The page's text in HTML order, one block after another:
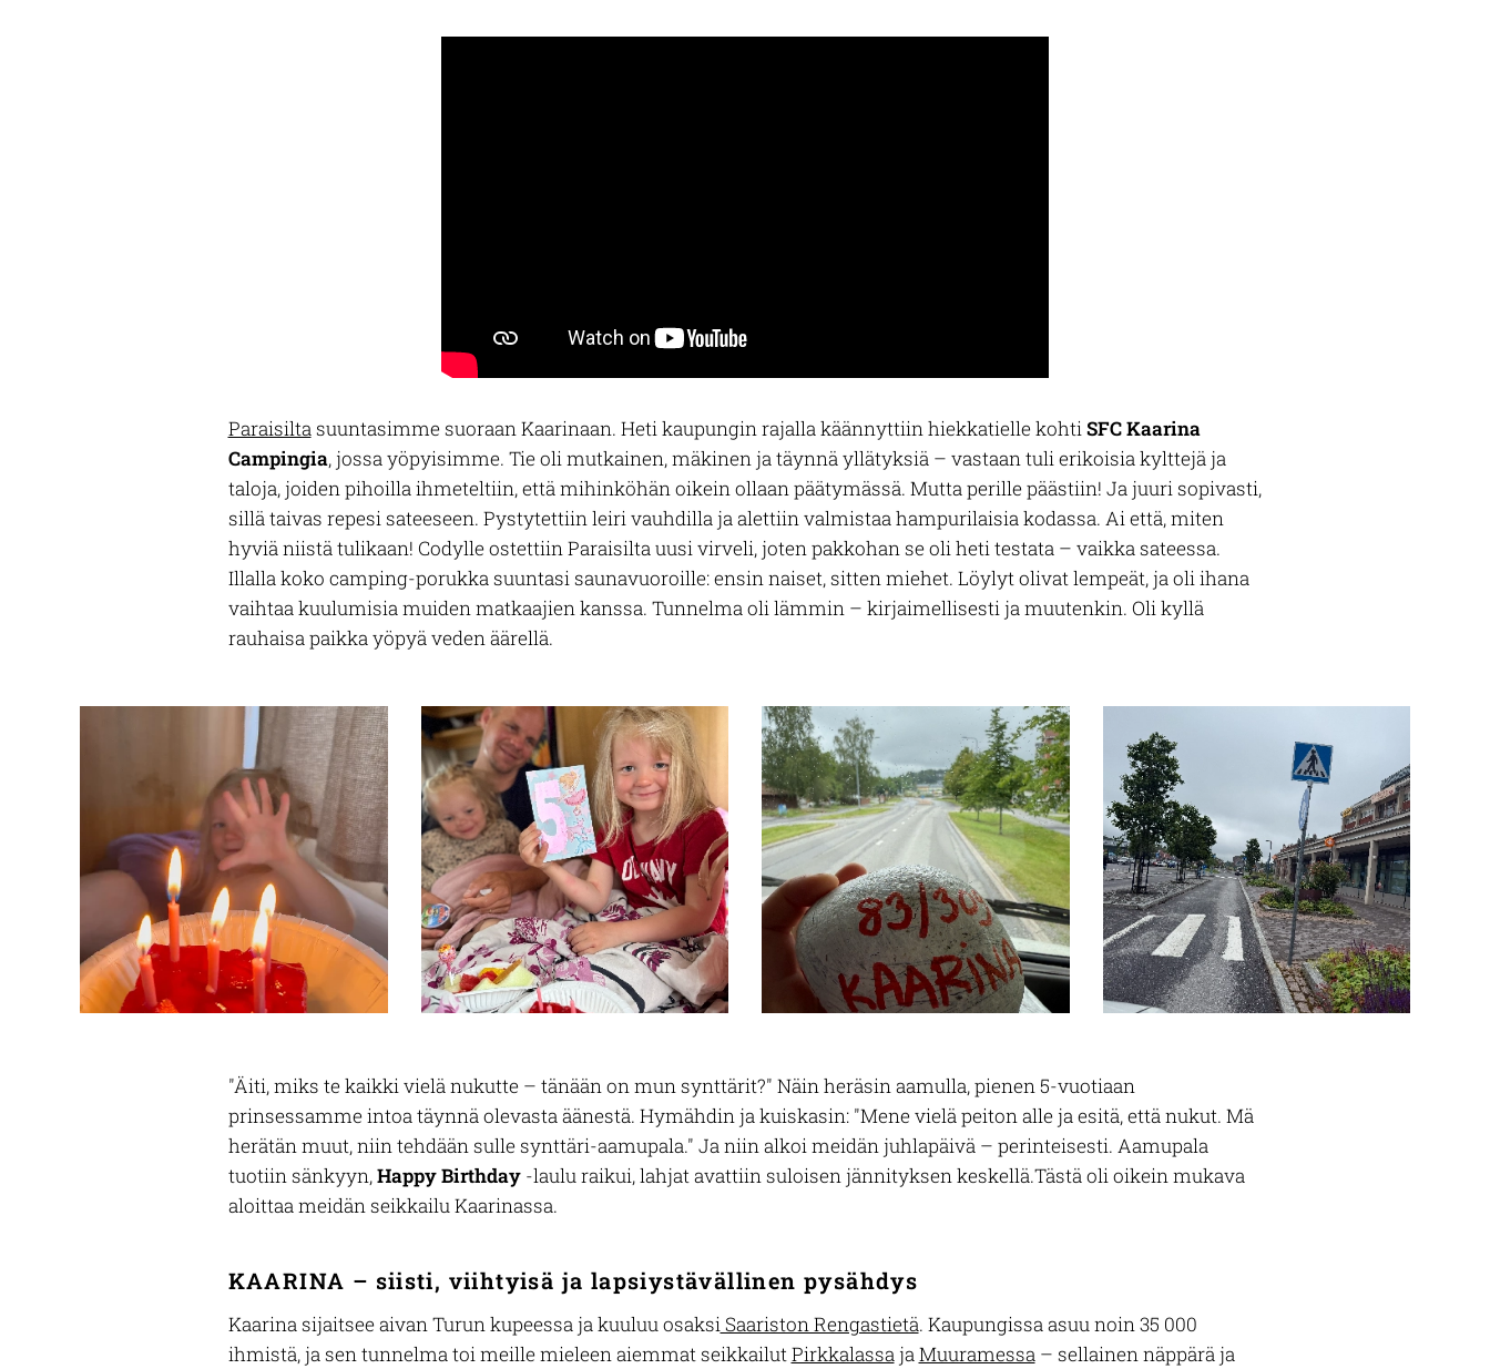
Paraisiltasuuntasimme suoraan Kaarinaan. Heti kaupungin rajalla käännyttiin hiekkatielle kohtiSFC Kaarina
Campingia, jossa yöpyisimme. Tie oli mutkainen, mäkinen ja täynnä yllätyksiä – vastaan tuli erikoisia kylttejä ja
taloja, joiden pihoilla ihmeteltiin, että mihinköhän oikein ollaan päätymässä. Mutta perille päästiin! Ja juuri sopivasti,
sillä taivas repesi sateeseen. Pystytettiin leiri vauhdilla ja alettiin valmistaa hampurilaisia kodassa. Ai että, miten
hyviä niistä tulikaan! Codylle ostettiin Paraisilta uusi virveli, joten pakkohan se oli heti testata – vaikka sateessa.
Illalla koko camping-porukka suuntasi saunavuoroille: ensin naiset, sitten miehet. Löylyt olivat lempeät, ja oli ihana
vaihtaa kuulumisia muiden matkaajien kanssa. Tunnelma oli lämmin – kirjaimellisesti ja muutenkin. Oli kyllä
rauhaisa paikka yöpyä veden äärellä.
"Äiti, miks te kaikki vielä nukutte – tänään on mun synttärit?" Näin heräsin aamulla, pienen 5-vuotiaan
prinsessamme intoa täynnä olevasta äänestä. Hymähdin ja kuiskasin: "Mene vielä peiton alle ja esitä, että nukut. Mä
herätän muut, niin tehdään sulle synttäri-aamupala." Ja niin alkoi meidän juhlapäivä – perinteisesti. Aamupala
tuotiin sänkyyn,Happy Birthday-laulu raikui, lahjat avattiin suloisen jännityksen keskellä.Tästä oli oikein mukava
aloittaa meidän seikkailu Kaarinassa.
KAARINA – siisti, viihtyisä ja lapsiystävällinen pysähdys
Kaarina sijaitsee aivan Turun kupeessa ja kuuluu osaksiSaariston Rengastietä. Kaupungissa asuu noin 35 000
ihmistä, ja sen tunnelma toi meille mieleen aiemmat seikkailutPirkkalassajaMuuramessa– sellainen näppärä ja